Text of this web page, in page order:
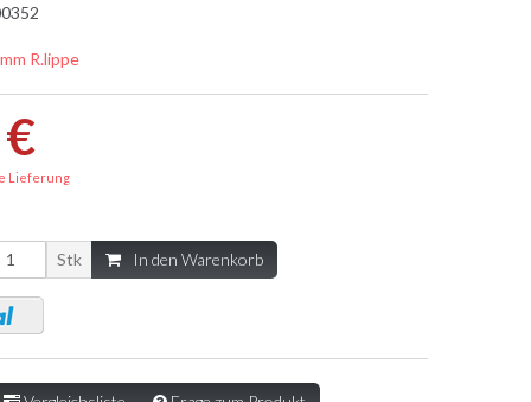
R.lippe
Lieferung
Stk In den Warenkorb